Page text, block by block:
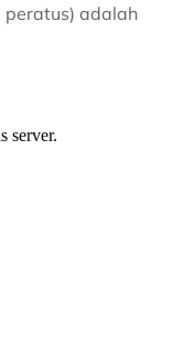
peratus) adalah